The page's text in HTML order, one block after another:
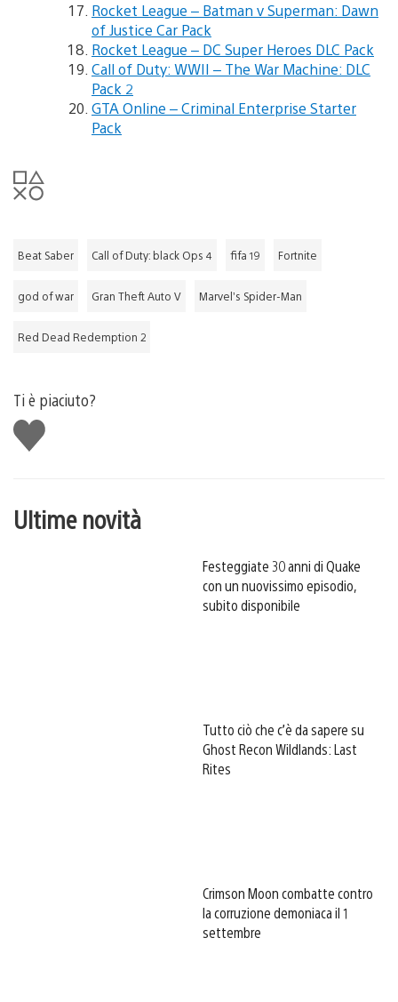
Rocket League – Batman v Superman: Dawn
of Justice Car Pack
Rocket League – DC Super Heroes DLC Pack
Call of Duty: WWII – The War Machine: DLC
Pack 2
GTA Online – Criminal Enterprise Starter
Pack
Beat Saber Call of Duty: black Ops 4 fifa 19 Fortnite
god of war Gran Theft Auto V Marvel’s Spider-Man
Red Dead Redemption 2
Ti è piaciuto?
Mi
piace
Ultime novità
Festeggiate 30 anni di Quake
con un nuovissimo episodio,
subito disponibile
Tutto ciò che c’è da sapere su
Ghost Recon Wildlands: Last
Rites
Crimson Moon combatte contro
la corruzione demoniaca il 1
settembre